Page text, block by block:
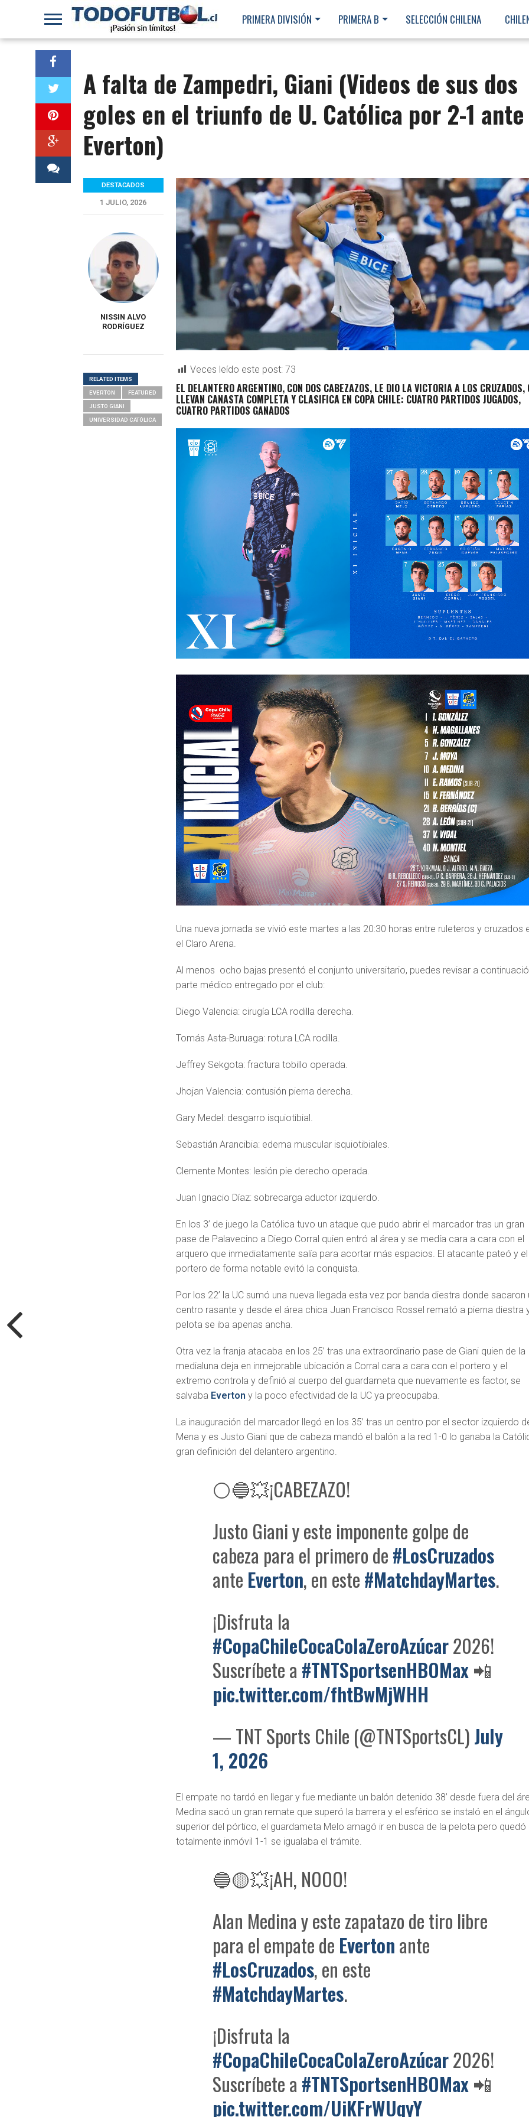
PRIMERA DIVISIÓN PRIMERA B SELECCIÓN CHILENA
A falta de Zampedri, Giani (Videos de sus dos
goles en el triunfo de U. Católica por 2-1 ante
Everton)
Veces leído este post: 73
EL DELANTERO ARGENTINO, CON DOS CABEZAZOS, LE DIO LA VICTORIA A LOS CRUZADOS,
LLEVAN CANASTA COMPLETA Y CLASIFICA EN COPA CHILE: CUATRO PARTIDOS JUGADOS,
CUATRO PARTIDOS GANADOS
Una nueva jornada se vivió este martes a las 20:30 horas entre ruleteros y cruzados
el Claro Arena.
Al menos ocho bajas presentó el conjunto universitario, puedes revisar a
parte médico entregado por el club:
Diego Valencia: cirugía LCA rodilla derecha.
Tomás ⁠Asta-Buruaga: rotura LCA rodilla.
Jeffrey Sekgota: fractura tobillo operada.
Jhojan Valencia: contusión pierna derecha.
Gary Medel: desgarro isquiotibial.
Sebastián Arancibia: edema muscular isquiotibiales.
Clemente Montes: lesión pie derecho operada.
Juan Ignacio Díaz: sobrecarga aductor izquierdo.
En los 3’ de juego la Católica tuvo un ataque que pudo abrir el marcador tras un gran
pase de Palavecino a Diego Corral quien entró al área y se medía cara a cara con el
arquero que inmediatamente salía para acortar más espacios. El atacante pateó y el
portero de forma notable evitó la conquista.
Por los 22’ la UC sumó una nueva llegada esta vez por banda diestra donde sacaron
centro rasante y desde el área chica Juan Francisco Rossel remató a pierna diestra
pelota se iba apenas ancha.
Otra vez la franja atacaba en los 25’ tras una extraordinario pase de Giani quien de la
medialuna deja en inmejorable ubicación a Corral cara a cara con el portero y el
extremo controla y definió al cuerpo del guardameta que nuevamente es factor, se
salvaba Everton y la poco efectividad de la UC ya preocupaba.
La inauguración del marcador llegó en los 35’ tras un centro por el sector izquierdo
Mena y es Justo Giani que de cabeza mandó el balón a la red 1-0 lo ganaba la
gran definición del delantero argentino.
⚪🔵💥¡CABEZAZO!
Justo Giani y este imponente golpe de
cabeza para el primero de#LosCruzados
ante Everton, en este#MatchdayMartes.
¡Disfruta la
#CopaChileCocaColaZeroAzúcar2026!
Suscríbete a #TNTSportsenHBOMax 📲
pic.twitter.com/fhtBwMjWHH
— TNT Sports Chile (@TNTSportsCL)July
1, 2026
El empate no tardó en llegar y fue mediante un balón detenido 38’ desde fuera del
Medina sacó un gran remate que superó la barrera y el esférico se instaló en el
superior del pórtico, el guardameta Melo amagó ir en busca de la pelota pero quedó
totalmente inmóvil 1-1 se igualaba el trámite.
🔵🟡💥¡AH, NOOO!
Alan Medina y este zapatazo de tiro libre
para el empate de Evertonante
#LosCruzados, en este
#MatchdayMartes.
¡Disfruta la
#CopaChileCocaColaZeroAzúcar2026!
Suscríbete a #TNTSportsenHBOMax 📲
pic.twitter.com/UiKFrWUqyY
DESTACADOS
1 JULIO, 2026
NISSIN ALVO
RODRÍGUEZ
RELATED ITEMS
EVERTON FEATURED
JUSTO GIANI
UNIVERSIDAD CATÓLICA